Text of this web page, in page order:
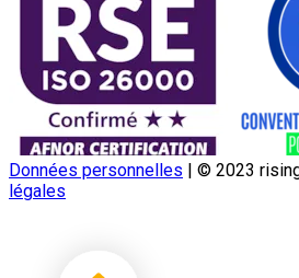
Données personnelles | © 2023
légales